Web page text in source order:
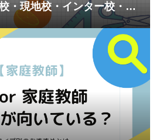
・現地校・インター校・選
観点でご紹介